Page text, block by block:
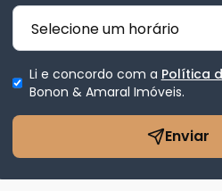
Li e concordo com a Política
Bonon & Amaral Imóveis.
Enviar